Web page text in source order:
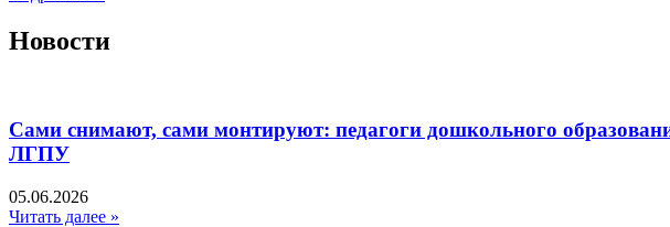
Новости
Сами снимают, сами монтируют: педагоги дошкольного
ЛГПУ​
05.06.2026
Читать далее »